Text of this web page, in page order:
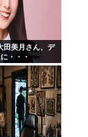
田美月さん、デ
・・・